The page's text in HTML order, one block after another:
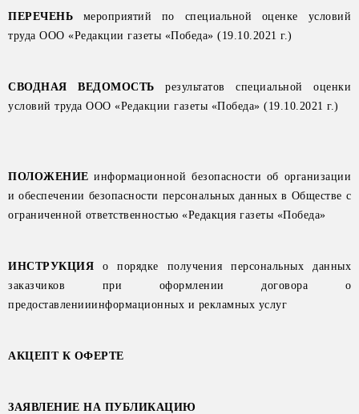
ПЕРЕЧЕНЬ мероприятий по специальной оценке условий
труда ООО «Редакции газеты «Победа» (19.10.2021 г.)
СВОДНАЯ ВЕДОМОСТЬ результатов специальной оценки
условий труда ООО «Редакции газеты «Победа» (19.10.2021 г.)
ПОЛОЖЕНИЕ информационной безопасности об организации
и обеспечении безопасности персональных данныхв Обществе с
ограниченной ответственностью «Редакция газеты «Победа»
ИНСТРУКЦИЯ
о порядке получения персональных данных
заказчиков при оформлении договора о
предоставленииинформационных и рекламных услуг
АКЦЕПТ К ОФЕРТЕ
ЗАЯВЛЕНИЕ НА ПУБЛИКАЦИЮ